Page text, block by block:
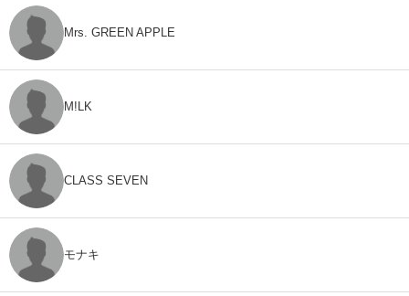
Mrs. GREEN APPLE
M!LK
CLASS SEVEN
モナキ